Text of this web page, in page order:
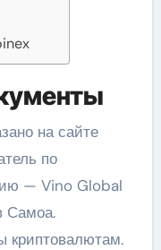
на сайте
по
— Vino Global
Самоа.
криптовалютам.